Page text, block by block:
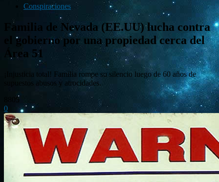
Conspiraciones
Familia de Nevada (EE.UU) lucha contra
el gobierno por una propiedad cerca del
Área 51
¡Injusticia total! Familia rompe su silencio luego de 60 años de
supuestos abusos y atrocidades.
8805
0